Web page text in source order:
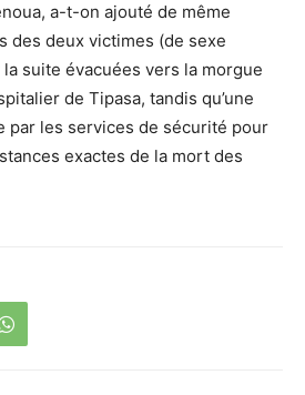
a-t-on ajouté de même
des deux victimes (de sexe
suite évacuées vers la morgue
de Tipasa, tandis qu’une
par les services de sécurité pour
exactes de la mort des